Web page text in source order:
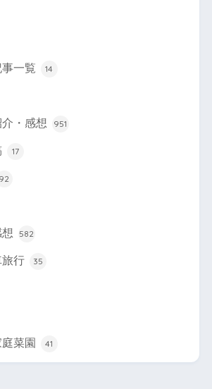
一覧 14
・感想 951
17
92
582
行 35
菜園 41